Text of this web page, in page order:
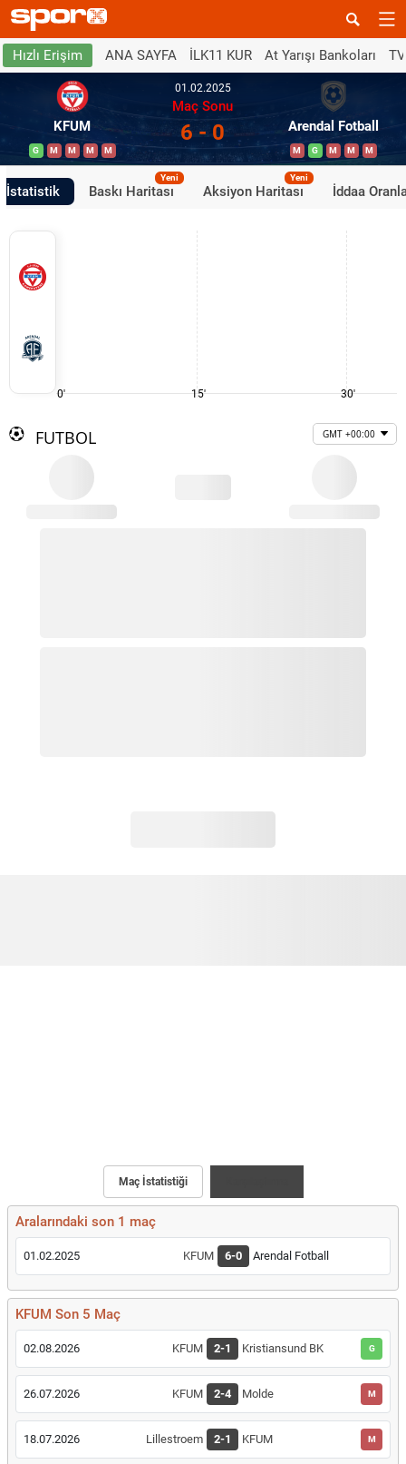
Hızlı Erişim ANA SAYFA İLK11 KUR At Yarışı Bankoları
KFUM
G M M M M
01.02.2025
Maç Sonu
6 - 0 Arendal Fotball
M G M M M
İstatistik Baskı Haritası
Yeni
Aksiyon Haritası
Yeni
İddaa
0' 15' 30'
FUTBOL GMT +00:00
Maç İstatistiği
Aralarındaki son 1 maç
01.02.2025 KFUM 6-0 Arendal Fotball
KFUM Son 5 Maç
02.08.2026 KFUM 2-1 Kristiansund BK G
26.07.2026 KFUM 2-4 Molde M
18.07.2026 Lillestroem 2-1 KFUM M